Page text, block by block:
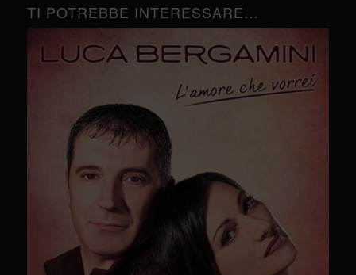
TI POTREBBE INTERESSARE…